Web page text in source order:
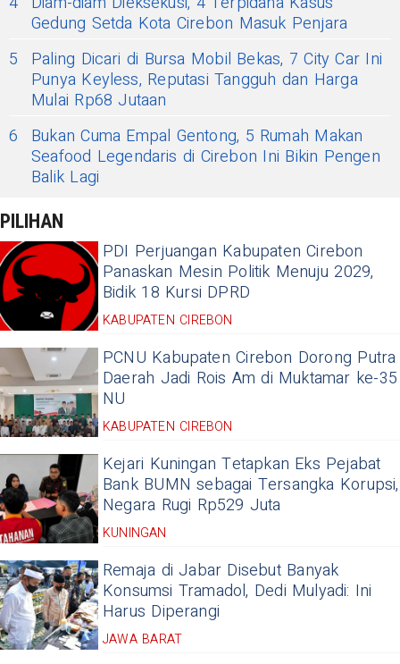
Gedung Setda Kota Cirebon Masuk Penjara
5
Paling Dicari di Bursa Mobil Bekas, 7 City Car Ini
Punya Keyless, Reputasi Tangguh dan Harga
Mulai Rp68 Jutaan
6
Bukan Cuma Empal Gentong, 5 Rumah Makan
Seafood Legendaris di Cirebon Ini Bikin Pengen
Balik Lagi
PILIHAN
PDI Perjuangan Kabupaten Cirebon
Panaskan Mesin Politik Menuju 2029,
Bidik 18 Kursi DPRD
KABUPATEN CIREBON
PCNU Kabupaten Cirebon Dorong Putra
Daerah Jadi Rois Am di Muktamar ke-35
NU
KABUPATEN CIREBON
Kejari Kuningan Tetapkan Eks Pejabat
Bank BUMN sebagai Tersangka Korupsi,
Negara Rugi Rp529 Juta
KUNINGAN
Remaja di Jabar Disebut Banyak
Konsumsi Tramadol, Dedi Mulyadi: Ini
Harus Diperangi
JAWA BARAT